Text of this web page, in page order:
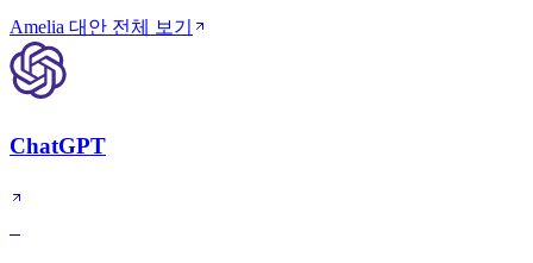
Amelia 대안 전체 보기
ChatGPT